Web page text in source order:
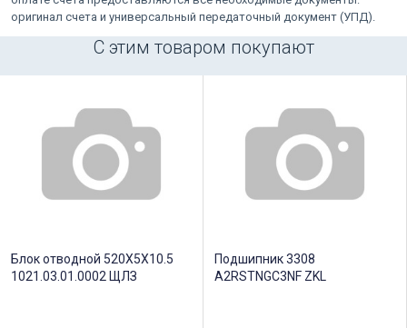
оригинал счета и универсальный передаточный документ (УПД).
С этим товаром покупают
Блок отводной 520X5X10.5
1021.03.01.0002 ЩЛЗ
Подшипник 3308
A2RSTNGC3NF ZKL